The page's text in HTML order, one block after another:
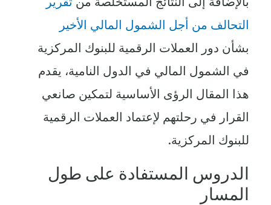
التحالف من أجل الشمول المالي الأخير
بشأن دور العملات الرقمية للبنوك المركزية
في الشمول المالي في الدول النامية، يقدم
هذا المقال الرؤى الأساسية لتمكين صانعي
القرار في رحلتهم لإعتماد العملات الرقمية
للبنوك المركزية.
الدروس المستفادة على طول
المسار